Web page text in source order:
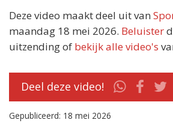
Deze video maakt deel uit van
maandag 18 mei 2026. Beluister
uitzending of bekijk alle video's
Deel deze video!
Gepubliceerd: 18 mei 2026